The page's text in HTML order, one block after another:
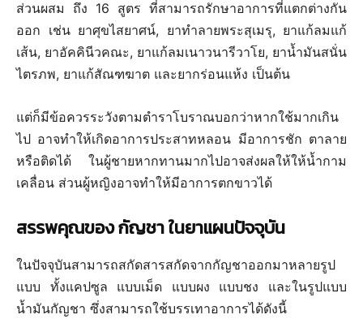
ส่วนผสม ถึง 16 สูตร ที่สามารถรักษาอาการที่แตกต่างกัน
ออก เช่น ยาศุขไสยาศน์, ยาทำลายพระสุเมรุ, ยาแก้ลมแก้
เส้น, ยาอัคคินีวคณะ, ยาแก้ลมเนาวนารีวาโย, ยาน้ำมันสนั่น
ไตรภพ, ยาแก้สัณฑฆาต และยากร่อนแห้ง เป็นต้น
แต่ก็มีข้อควรระวังตามตำราโบราณบอกว่าหากใช้มากเกิน
ไป อาจทำให้เกิดอาการประสาทหลอน มีอาการชัก ตาลาย
หรือติดได้ ในผู้ชายหากทานมากไปอาจส่งผลให้ให้น้ำกาม
เคลื่อน ส่วนผู้หญิงอาจทำให้มีอาการตกขาวได้
สรรพคุณของ กัญชาในยาแผนปัจจุบัน
ในปัจจุบันสามารถสกัดสารสกัดจากกัญชาออกมาหลายรูป
แบบ ทั้งแคปซูล แบบเม็ด แบบผง แบบชง และในรูปแบบ
น้ำมันกัญชา ซึ่งสามารถใช้บรรเทาอาการได้ดังนี้